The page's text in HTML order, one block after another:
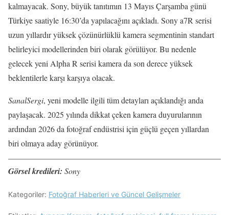
kalmayacak. Sony, büyük tanıtımın 13 Mayıs Çarşamba günü
Türkiye saatiyle 16:30’da yapılacağını açıkladı. Sony a7R serisi
uzun yıllardır yüksek çözünürlüklü kamera segmentinin standart
belirleyici modellerinden biri olarak görülüyor. Bu nedenle
gelecek yeni Alpha R serisi kamera da son derece yüksek
beklentilerle karşı karşıya olacak.
SanalSergi, yeni modelle ilgili tüm detayları açıklandığı anda
paylaşacak. 2025 yılında dikkat çeken kamera duyurularının
ardından 2026 da fotoğraf endüstrisi için güçlü geçen yıllardan
biri olmaya aday görünüyor.
Görsel kredileri: Sony
Kategoriler: Fotoğraf Haberleri ve Güncel Gelişmeler